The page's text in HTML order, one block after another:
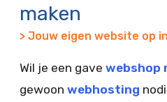
maken
> Jouw eigen website op
Wil je een gave webshop
gewoon webhosting